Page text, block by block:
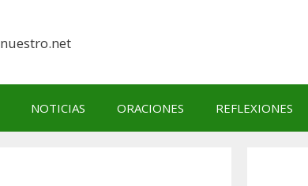
NOTICIAS ORACIONES REFLEXIONES